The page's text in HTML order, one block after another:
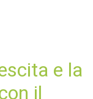
e la
il